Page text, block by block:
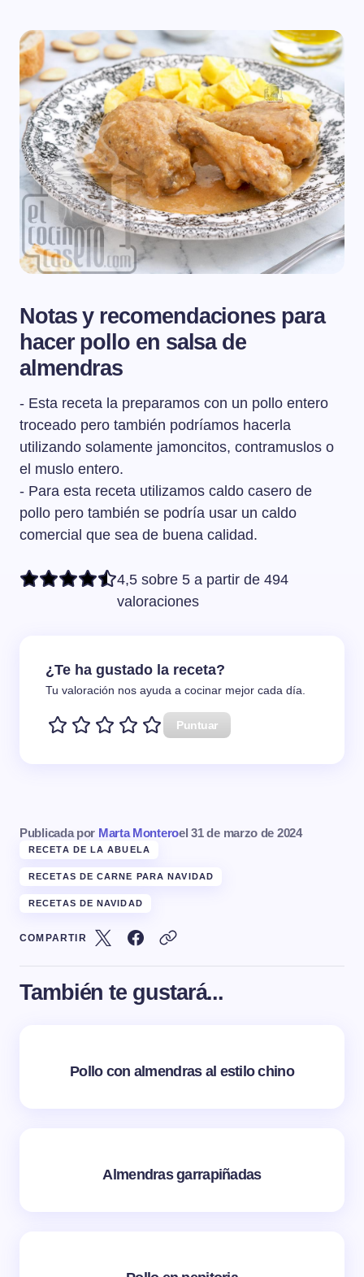
Notas y recomendaciones para
hacer pollo en salsa de
almendras
- Esta receta la preparamos con un pollo entero
troceado pero también podríamos hacerla
utilizando solamente jamoncitos, contramuslos o
el muslo entero.
- Para esta receta utilizamos caldo casero de
pollo pero también se podría usar un caldo
comercial que sea de buena calidad.
4,5 sobre 5 a partir de 494
valoraciones
¿Te ha gustado la receta?
Tu valoración nos ayuda a cocinar mejor cada día.
Puntuar
Publicada por Marta Monteroel 31 de marzo de 2024
RECETA DE LA ABUELA
RECETAS DE CARNE PARA NAVIDAD
RECETAS DE NAVIDAD
COMPARTIR
También te gustará...
Pollo con almendras al estilo chino
Almendras garrapiñadas